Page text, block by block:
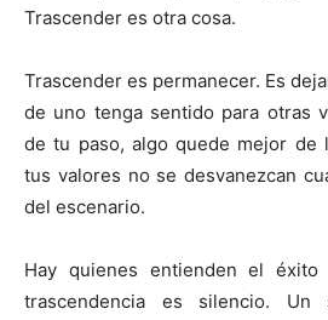
Trascender es otra cosa.
Trascender es permanecer. Es
de uno tenga sentido para otras
de tu paso, algo quede mejor de
tus valores no se desvanezcan
del escenario.
Hay quienes entienden el
trascendencia es silencio. Un